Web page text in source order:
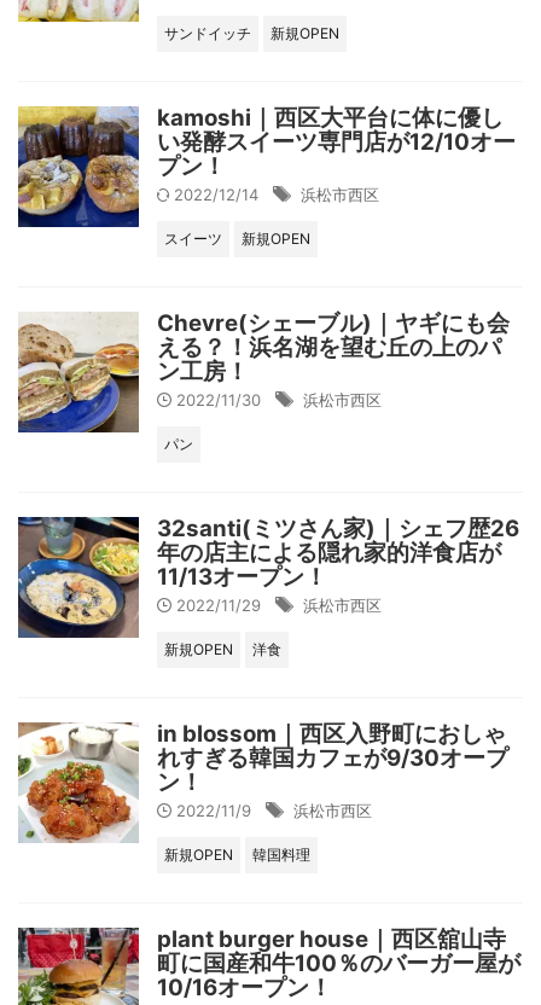
サンドイッチ 新規OPEN
kamoshi｜西区大平台に体に優し
い発酵スイーツ専門店が12/10オー
プン！
2022/12/14 浜松市西区
スイーツ 新規OPEN
Chevre(シェーブル)｜ヤギにも会
える？！浜名湖を望む丘の上のパ
ン工房！
2022/11/30 浜松市西区
パン
32santi(ミツさん家)｜シェフ歴26
年の店主による隠れ家的洋食店が
11/13オープン！
2022/11/29 浜松市西区
新規OPEN 洋食
in blossom｜西区入野町におしゃ
れすぎる韓国カフェが9/30オープ
ン！
2022/11/9 浜松市西区
新規OPEN 韓国料理
plant burger house｜西区舘山寺
町に国産和牛100％のバーガー屋が
10/16オープン！